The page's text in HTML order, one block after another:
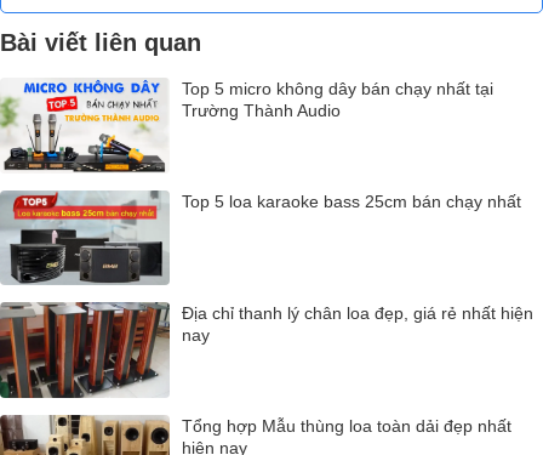
Bài viết liên quan
Top 5 micro không dây bán chạy nhất tại
Trường Thành Audio
Top 5 loa karaoke bass 25cm bán chạy nhất
Địa chỉ thanh lý chân loa đẹp, giá rẻ nhất hiện
nay
Tổng hợp Mẫu thùng loa toàn dải đẹp nhất
hiện nay